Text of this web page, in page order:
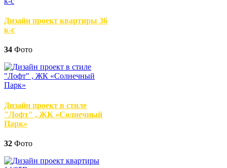
Дизайн проект квартиры 36
к-с
34 Фото
Дизайн проект в стиле
"Лофт" , ЖК «Солнечный
Парк»
32 Фото